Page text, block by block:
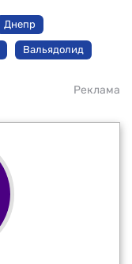
Днепр
Вальядолид
Реклама